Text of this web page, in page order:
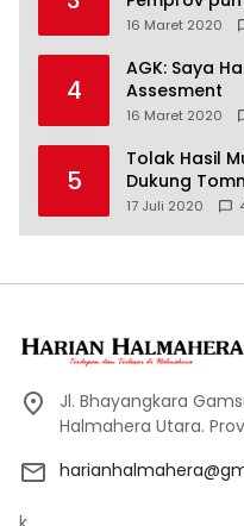
16 Maret 2020
4
AGK: Saya
Assesment
16 Maret 2020
5
Tolak Hasil
Dukung
17 Juli 2020
Jl. Bhayangkara
Halmahera Utara.